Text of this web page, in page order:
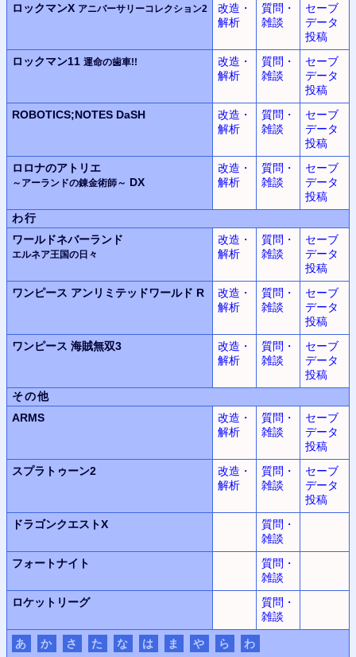
ロックマンX アニバーサリーコレクション2
改造・
解析
質問・
雑談
セーブ
データ
投稿
ロックマン11 運命の歯車!!
改造・
解析
質問・
雑談
セーブ
データ
投稿
ROBOTICS;NOTES DaSH
改造・
解析
質問・
雑談
セーブ
データ
投稿
ロロナのアトリエ
～アーランドの錬金術師～ DX
改造・
解析
質問・
雑談
セーブ
データ
投稿
わ行
ワールドネバーランド
エルネア王国の日々
改造・
解析
質問・
雑談
セーブ
データ
投稿
ワンピース アンリミテッドワールド R
改造・
解析
質問・
雑談
セーブ
データ
投稿
ワンピース 海賊無双3
改造・
解析
質問・
雑談
セーブ
データ
投稿
その他
ARMS
改造・
解析
質問・
雑談
セーブ
データ
投稿
スプラトゥーン2
改造・
解析
質問・
雑談
セーブ
データ
投稿
ドラゴンクエストX
質問・
雑談
フォートナイト
質問・
雑談
ロケットリーグ
質問・
雑談
あ か さ た な は ま や ら わ